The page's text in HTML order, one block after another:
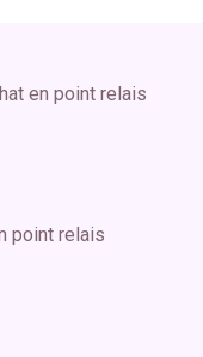
en point relais
point relais